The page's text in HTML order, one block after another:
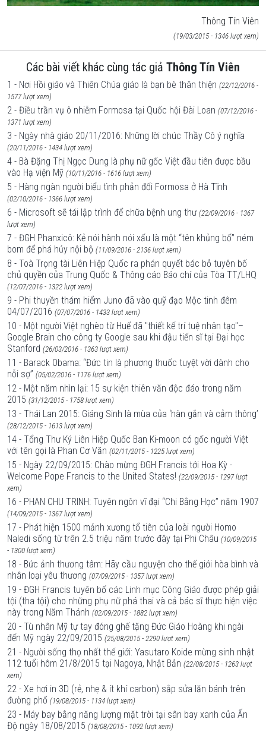
Thông Tín Viên
(19/03/2015 - 1346 lượt xem)
Các bài viết khác cùng tác giả Thông Tín Viên
1 - Nơi Hồi giáo và Thiên Chúa giáo là bạn bè thân thiện (22/12/2016 -
1577 lượt xem)
2 - Điều trần vụ ô nhiễm Formosa tại Quốc hội Đài Loan (07/12/2016 -
1371 lượt xem)
3 - Ngày nhà giáo 20/11/2016: Những lời chúc Thầy Cô ý nghĩa
(20/11/2016 - 1434 lượt xem)
4 - Bà Đặng Thị Ngọc Dung là phụ nữ gốc Việt đầu tiên được bầu
vào Hạ viện Mỹ (10/11/2016 - 1616 lượt xem)
5 - Hàng ngàn người biểu tình phản đối Formosa ở Hà Tĩnh
(02/10/2016 - 1366 lượt xem)
6 - Microsoft sẽ tái lập trình để chữa bệnh ung thư (22/09/2016 - 1367
lượt xem)
7 - ĐGH Phanxicô: Kẻ nói hành nói xấu là một “tên khủng bố” ném
bom để phá hủy nội bộ (11/09/2016 - 2136 lượt xem)
8 - Toà Trọng tài Liên Hiệp Quốc ra phán quyết bác bỏ tuyên bố
chủ quyền của Trung Quốc & Thông cáo Báo chí của Tòa TT/LHQ
(12/07/2016 - 1322 lượt xem)
9 - Phi thuyền thám hiểm Juno đã vào quỹ đạo Mộc tinh đêm
04/07/2016 (07/07/2016 - 1433 lượt xem)
10 - Một người Việt nghèo từ Huế đã "thiết kế trí tuệ nhân tạo"–
Google Brain cho công ty Google sau khi đậu tiến sĩ tại Đại học
Stanford (26/03/2016 - 1363 lượt xem)
11 - Barack Obama: “Đức tin là phương thuốc tuyệt vời dành cho
nỗi sợ” (05/02/2016 - 1176 lượt xem)
12 - Một năm nhìn lại: 15 sự kiện thiên văn độc đáo trong năm
2015 (31/12/2015 - 1758 lượt xem)
13 - Thái Lan 2015: Giáng Sinh là mùa của ‘hàn gắn và cảm thông’
(28/12/2015 - 1613 lượt xem)
14 - Tổng Thư Ký Liên Hiệp Quốc Ban Ki-moon có gốc người Việt
với tên gọi là Phan Cơ Văn (02/11/2015 - 1225 lượt xem)
15 - Ngày 22/09/2015: Chào mừng ĐGH Francis tới Hoa Kỳ -
Welcome Pope Francis to the United States! (22/09/2015 - 1297 lượt
xem)
16 - PHAN CHU TRINH: Tuyên ngôn vĩ đại “Chi Bằng Học” năm 1907
(14/09/2015 - 1367 lượt xem)
17 - Phát hiện 1500 mảnh xương tổ tiên của loài người Homo
Naledi sống từ trên 2.5 triệu năm trước đây tại Phi Châu (10/09/2015
- 1300 lượt xem)
18 - Bức ảnh thương tâm: Hãy cầu nguyện cho thế giới hòa bình và
nhân loại yêu thương (07/09/2015 - 1357 lượt xem)
19 - ĐGH Francis tuyên bố các Linh mục Công Giáo được phép giải
tội (tha tội) cho những phụ nữ phá thai và cả bác sĩ thực hiện việc
này trong Năm Thánh (02/09/2015 - 1882 lượt xem)
20 - Tù nhân Mỹ tự tay đóng ghế tặng Đức Giáo Hoàng khi ngài
đến Mỹ ngày 22/09/2015 (25/08/2015 - 2290 lượt xem)
21 - Người sống thọ nhất thế giới: Yasutaro Koide mừng sinh nhật
112 tuổi hôm 21/8/2015 tại Nagoya, Nhật Bản (22/08/2015 - 1263 lượt
xem)
22 - Xe hơi in 3D (rẻ, nhẹ & ít khí carbon) sắp sửa lăn bánh trên
đường phố (19/08/2015 - 1134 lượt xem)
23 - Máy bay bằng năng lượng mặt trời tại sân bay xanh của Ấn
Độ ngày 18/08/2015 (18/08/2015 - 1092 lượt xem)